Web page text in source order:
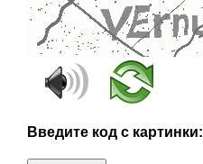
Введите код с картинки: